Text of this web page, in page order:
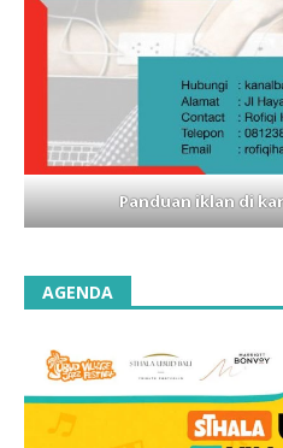
Panduan iklan di
AGENDA